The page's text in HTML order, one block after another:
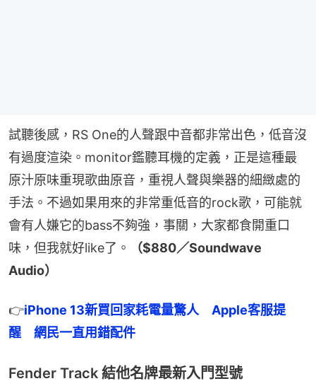
試聽後感，RS One的人聲跟中音都非常出色，低音沒
有過度渲染。monitor鑑聽耳機的定義，正是這種最
原汁原味重現歌曲原音，重視人聲與樂器的細緻處的
手法。不過如果用來的非常重低音的rock歌，可能就
會有人嫌它的bass不夠強，事關，大家都食開重口
味，但我就好like了。
（$880／Soundwave
Audio）
👉iPhone 13新買回家耗電量驚人　Apple客服提
醒　網民一直用錯配件
Fender Track 結他名牌最新入門型號